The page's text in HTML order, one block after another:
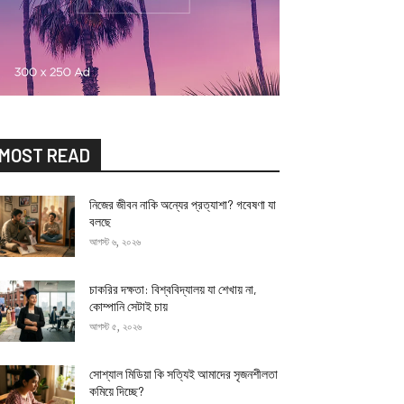
READ
নিজের জীবন নাকি অন্যের প্রত্যাশা? গবেষণা যা
বলছে
আগস্ট ৬, ২০২৬
চাকরির দক্ষতা: বিশ্ববিদ্যালয় যা শেখায় না,
কোম্পানি সেটাই চায়
আগস্ট ৫, ২০২৬
সোশ্যাল মিডিয়া কি সত্যিই আমাদের সৃজনশীলতা
কমিয়ে দিচ্ছে?